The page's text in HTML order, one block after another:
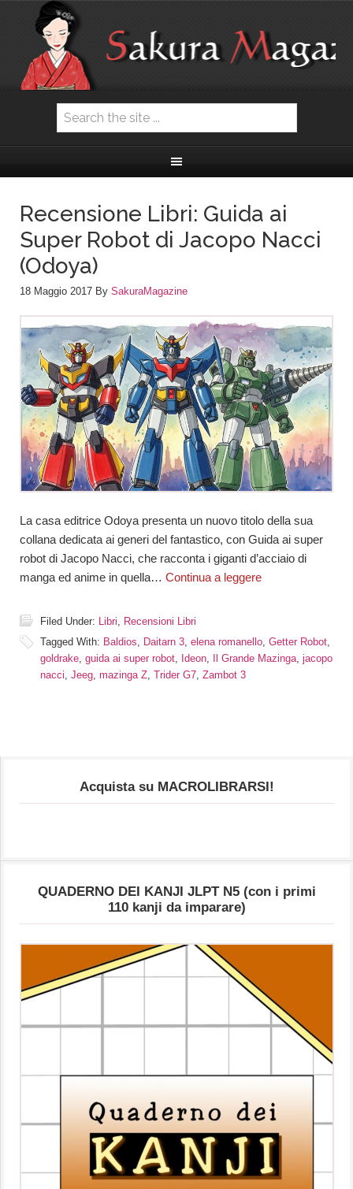
Recensione Libri: Guida ai
Super Robot di Jacopo Nacci
(Odoya)
18 Maggio 2017 By SakuraMagazine
La casa editrice Odoya presenta un nuovo titolo della sua
collana dedicata ai generi del fantastico, con Guida ai super
robot di Jacopo Nacci, che racconta i giganti d’acciaio di
manga ed anime in quella… Continua a leggere
Filed Under: Libri
Recensioni Libri
Tagged With: Baldios Daitarn 3 elena romanello Getter Robot
goldrake guida ai super robot Ideon Il Grande Mazinga jacopo
nacci Jeeg mazinga Z Trider G7 Zambot 3
Acquista su MACROLIBRARSI!
QUADERNO DEI KANJI JLPT N5 (con i primi
110 kanji da imparare)